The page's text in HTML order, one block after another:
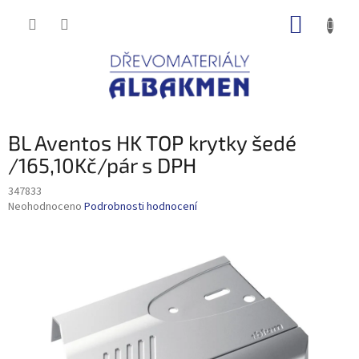
BL Aventos HK TOP krytky šedé
/165,10Kč/pár s DPH
347833
Průměrné
hvězdiček.
Neohodnoceno Podrobnosti hodnocení